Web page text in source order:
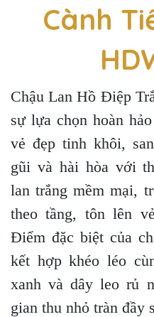
Cành
Chậu Lan Hồ Điệp
sự lựa chọn hoàn
vẻ đẹp tinh khôi,
gũi và hài hòa với
lan trắng mềm mại,
theo tầng, tôn lên
Điểm đặc biệt của
kết hợp khéo léo
xanh và dây leo rủ
gian thu nhỏ tràn đầy